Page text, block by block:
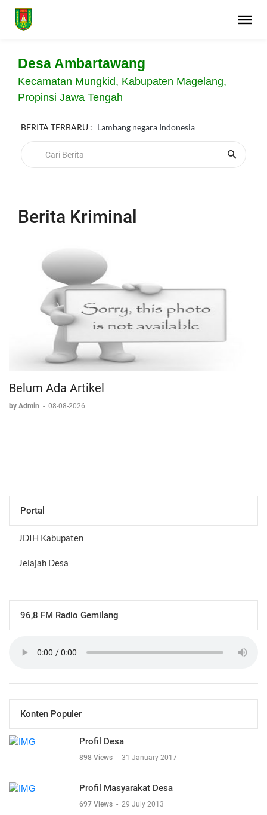
Desa Ambartawang
Kecamatan Mungkid, Kabupaten Magelang,
Propinsi Jawa Tengah
BERITA TERBARU : Lambang negara Indonesia
Berita Kriminal
Belum Ada Artikel
by Admin - 08-08-2026
Portal
JDIH Kabupaten
Jelajah Desa
96,8 FM Radio Gemilang
Konten Populer
Profil Desa
898 Views - 31 January 2017
Profil Masyarakat Desa
697 Views - 29 July 2013